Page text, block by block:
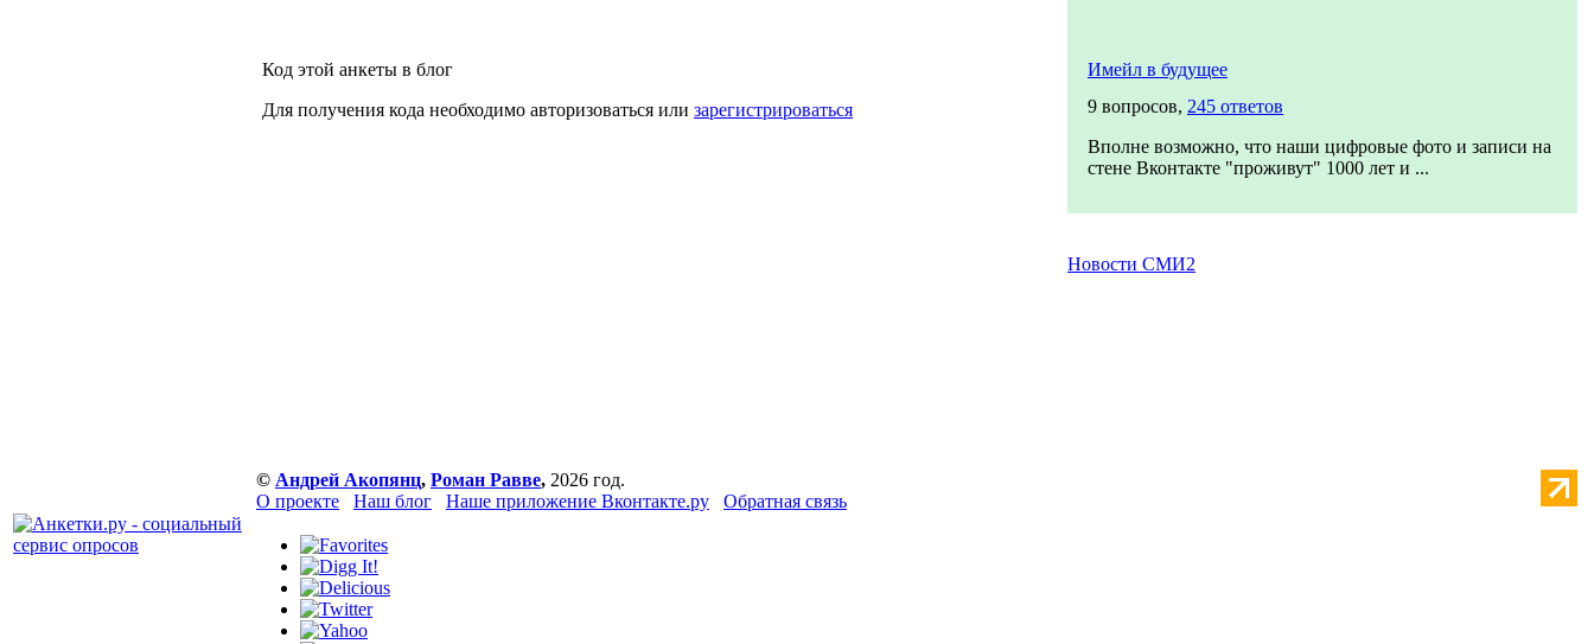
Код этой анкеты в блог
Для получения кода необходимо авторизоваться или зарегистрироваться
Имейл в будущее
9 вопросов, 245 ответов
Вполне возможно, что наши цифровые фото и записи на
стене Вконтакте "проживут" 1000 лет и ...
Новости СМИ2
© Андрей Акопянц, Роман Равве, 2026 год.
О проекте
Наш блог Наше приложение Вконтакте.ру Обратная связь